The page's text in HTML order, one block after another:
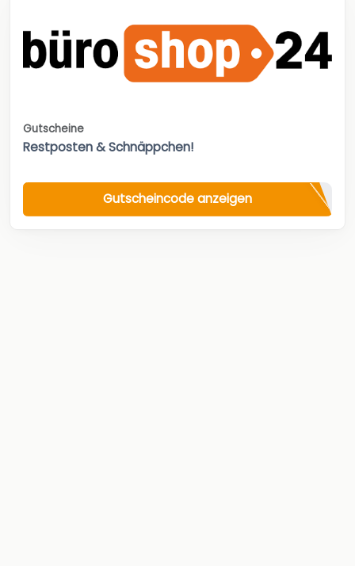
Gutscheine
Restposten & Schnäppchen!
Gutscheincode anzeigen